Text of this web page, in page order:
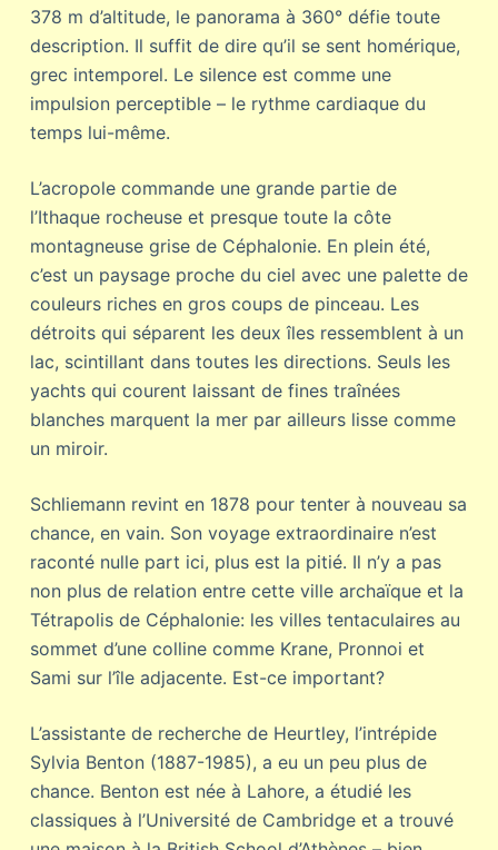
378 m d’altitude, le panorama à 360° défie toute
description. Il suffit de dire qu’il se sent homérique,
grec intemporel. Le silence est comme une
impulsion perceptible – le rythme cardiaque du
temps lui-même.
L’acropole commande une grande partie de
l’Ithaque rocheuse et presque toute la côte
montagneuse grise de Céphalonie. En plein été,
c’est un paysage proche du ciel avec une palette de
couleurs riches en gros coups de pinceau. Les
détroits qui séparent les deux îles ressemblent à un
lac, scintillant dans toutes les directions. Seuls les
yachts qui courent laissant de fines traînées
blanches marquent la mer par ailleurs lisse comme
un miroir.
Schliemann revint en 1878 pour tenter à nouveau sa
chance, en vain. Son voyage extraordinaire n’est
raconté nulle part ici, plus est la pitié. Il n’y a pas
non plus de relation entre cette ville archaïque et la
Tétrapolis de Céphalonie: les villes tentaculaires au
sommet d’une colline comme Krane, Pronnoi et
Sami sur l’île adjacente. Est-ce important?
L’assistante de recherche de Heurtley, l’intrépide
Sylvia Benton (1887-1985), a eu un peu plus de
chance. Benton est née à Lahore, a étudié les
classiques à l’Université de Cambridge et a trouvé